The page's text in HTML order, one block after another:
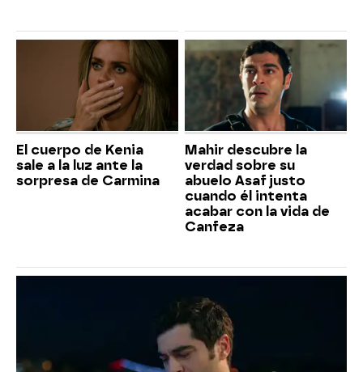
El cuerpo de Kenia
sale a la luz ante la
sorpresa de Carmina
Mahir descubre la
verdad sobre su
abuelo Asaf justo
cuando él intenta
acabar con la vida de
Canfeza